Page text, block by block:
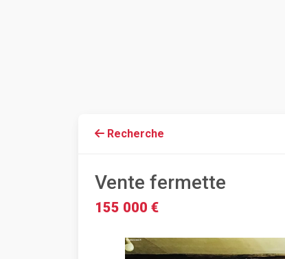
Recherche
Vente fermette
155 000 €